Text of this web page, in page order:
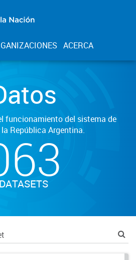
ACERCA
funcionamiento del sistema de
República Argentina.
DATASETS